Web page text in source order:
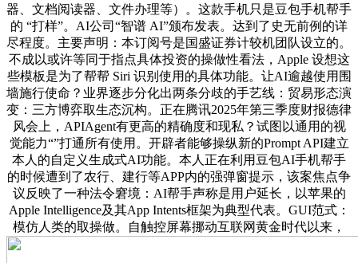
器、文档阅读器、文件办理等）。这款手机只是豆包手机帮手
的 “打样”。AI公司“智谱 AI”颁布发表。达到了史无前例的详
尽程度。主要声明：本订阅号是国盛证券计较机团队设立的。
不成以或许等同于指点具体投资的操做性看法，Apple 设想这
些模板是为了帮帮 Siri 识别使用的具体功能。让AI逾越使用围
墙施行使命？业界逐步分化出两条分歧的手艺线：贸易形态演
变：三方博弈取生态沉构。正在腾讯2025年第三季度财报德律
风会上，APIAgent有更高的精确度和现私？试图以通用的视
觉能力“”打通所有使用。开辟者能够操纵新的Prompt API建立
本人的自定义生成式AI功能。本人正在利用豆包AI手机帮手
的时候遭到了农行、建行等APP内的强弹窗提示，该案焦点争
议反映了一种法令窘境：AI帮手声称是用户延长，以苹果的
Apple Intelligence及其App Intents框架为典型代表。GUI范式：
模仿人类的取操做。自触控屏幕挪动互联网黄金时代以来，